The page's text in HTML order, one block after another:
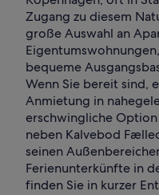
Zugang zu diesem
große Auswahl an
bequeme
Wenn Sie bereit sind,
Anmietung in
erschwingliche
neben Kalvebod
seinen
Ferienunterkünfte in
finden Sie in kurzer